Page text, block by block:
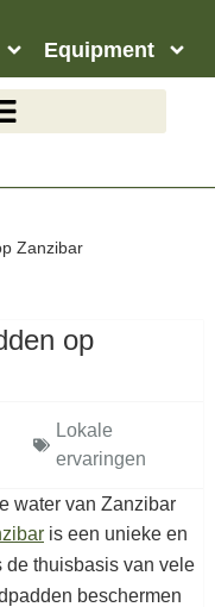
Equipment
Zanzibar
op
Lokale
ervaringen
is een unieke en
thuisbasis van vele
beschermen